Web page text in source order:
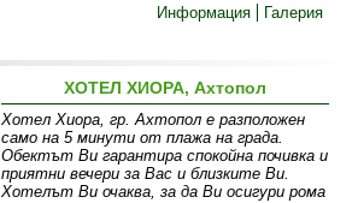
Информация
Галерия
ХОТЕЛ ХИОРА, Ахтопол
Хотел Хиора, гр. Ахтопол е разположен
само на 5 минути от плажа на града.
Обектът Ви гарантира спокойна почивка и
приятни вечери за Вас и близките Ви.
Хотелът Ви очаква, за да Ви осигури рома